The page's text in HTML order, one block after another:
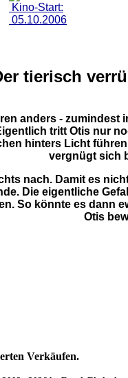
Kino-Start:
05.10.2006
tierisch
anders - zumindest
tritt Otis nur
hinters Licht
vergnügt sich
nach. Damit es
Die eigentliche
So könnte es dann
Otis
Verkäufen.